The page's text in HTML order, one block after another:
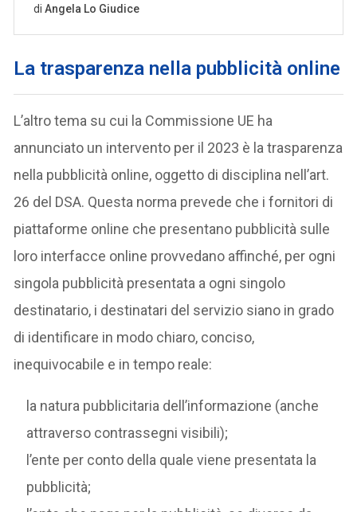
La trasparenza nella pubblicità online
L’altro tema su cui la Commissione UE ha
annunciato un intervento per il 2023 è la trasparenza
nella pubblicità online, oggetto di disciplina nell’art.
26 del DSA. Questa norma prevede che i fornitori di
piattaforme online che presentano pubblicità sulle
loro interfacce online provvedano affinché, per ogni
singola pubblicità presentata a ogni singolo
destinatario, i destinatari del servizio siano in grado
di identificare in modo chiaro, conciso,
inequivocabile e in tempo reale:
la natura pubblicitaria dell’informazione (anche
attraverso contrassegni visibili);
l’ente per conto della quale viene presentata la
pubblicità;